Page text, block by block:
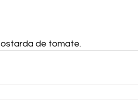
de tomate.